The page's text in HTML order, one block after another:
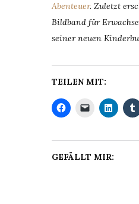
Abenteuer. Zuletzt
Bildband für
seiner neuen
TEILEN MIT:
GEFÄLLT MIR: